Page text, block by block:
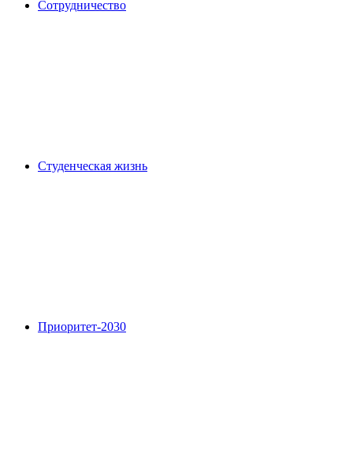
Сотрудничество
Студенческая жизнь
Приоритет-2030